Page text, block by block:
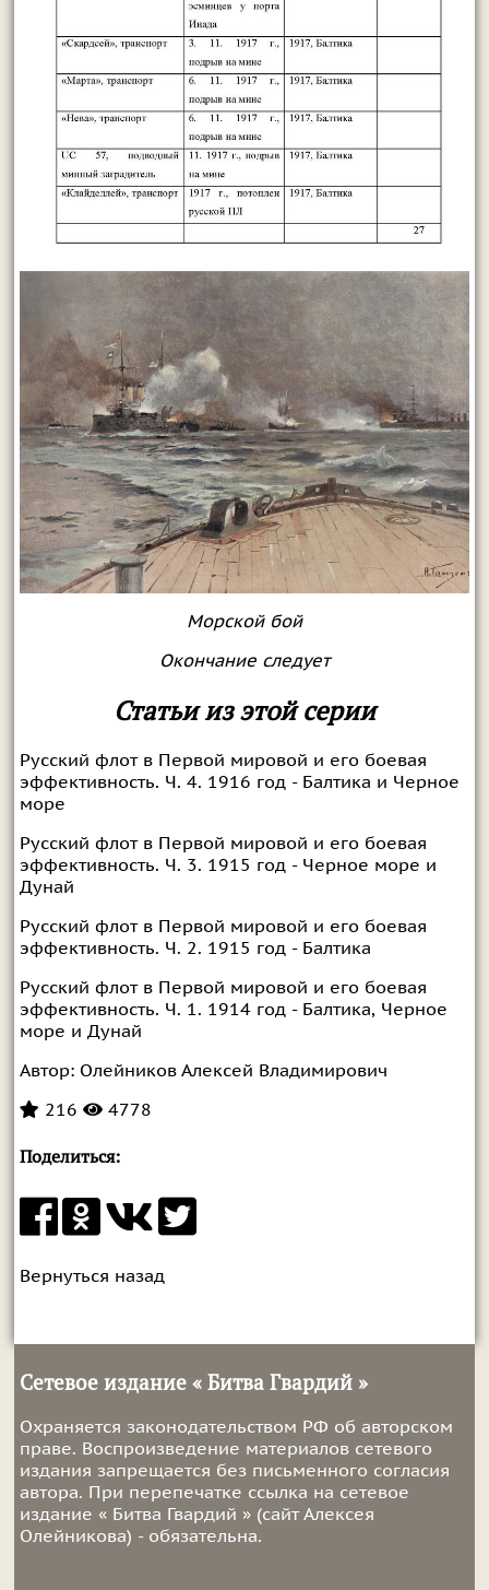
Морской бой
Окончание следует
Статьи из этой серии
Русский флот в Первой мировой и его боевая
эффективность. Ч. 4. 1916 год - Балтика и Черное
море
Русский флот в Первой мировой и его боевая
эффективность. Ч. 3. 1915 год - Черное море и
Дунай
Русский флот в Первой мировой и его боевая
эффективность. Ч. 2. 1915 год - Балтика
Русский флот в Первой мировой и его боевая
эффективность. Ч. 1. 1914 год - Балтика, Черное
море и Дунай
Автор:Олейников Алексей Владимирович
216
4778
Поделиться:
Вернуться назад
Сетевое издание « Битва Гвардий »
Охраняется законодательством РФ об авторском
праве. Воспроизведение материалов сетевого
издания запрещается без письменного согласия
автора. При перепечатке ссылка на сетевое
издание « Битва Гвардий » (сайт Алексея
Олейникова) - обязательна.